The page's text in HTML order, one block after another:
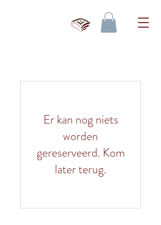
Er kan nog niets
worden
gereserveerd. Kom
later terug.